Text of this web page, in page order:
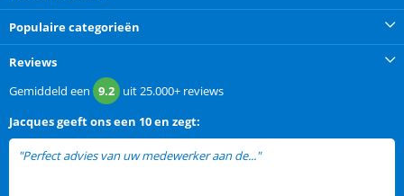
Populaire categorieën
Reviews
Gemiddeld een 9.2 uit25.000+ reviews
Jacquesgeeft ons een 10 en zegt:
"Perfect advies van uw medewerker aan de..."